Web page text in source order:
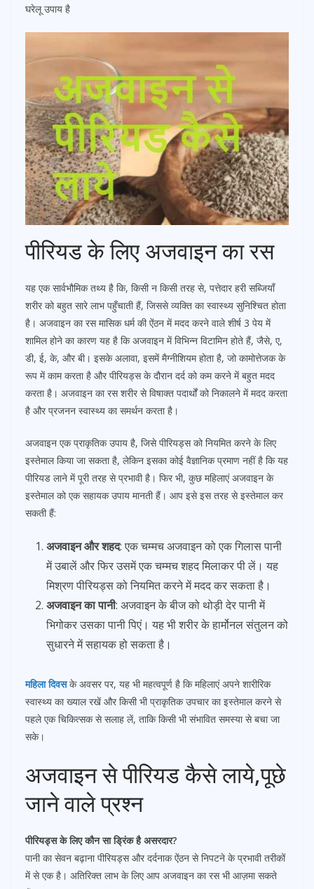
घरेलू उपाय है
पीरियड के लिए अजवाइन का रस
यह एक सार्वभौमिक तथ्य है कि, किसी न किसी तरह से, पत्तेदार हरी सब्जियाँ
शरीर को बहुत सारे लाभ पहुँचाती हैं, जिससे व्यक्ति का स्वास्थ्य सुनिश्चित होता
है। अजवाइन का रस मासिक धर्म की ऐंठन में मदद करने वाले शीर्ष 3 पेय में
शामिल होने का कारण यह है कि अजवाइन में विभिन्न विटामिन होते हैं, जैसे, ए,
डी, ई, के, और बी। इसके अलावा, इसमें मैग्नीशियम होता है, जो कामोत्तेजक के
रूप में काम करता है और पीरियड्स के दौरान दर्द को कम करने में बहुत मदद
करता है। अजवाइन का रस शरीर से विषाक्त पदार्थों को निकालने में मदद करता
है और प्रजनन स्वास्थ्य का समर्थन करता है।
अजवाइन एक प्राकृतिक उपाय है, जिसे पीरियड्स को नियमित करने के लिए
इस्तेमाल किया जा सकता है, लेकिन इसका कोई वैज्ञानिक प्रमाण नहीं है कि यह
पीरियड लाने में पूरी तरह से प्रभावी है। फिर भी, कुछ महिलाएं अजवाइन के
इस्तेमाल को एक सहायक उपाय मानती हैं। आप इसे इस तरह से इस्तेमाल कर
सकती हैं:
अजवाइन और शहद: एक चम्मच अजवाइन को एक गिलास पानी
में उबालें और फिर उसमें एक चम्मच शहद मिलाकर पी लें। यह
मिश्रण पीरियड्स को नियमित करने में मदद कर सकता है।
अजवाइन का पानी: अजवाइन के बीज को थोड़ी देर पानी में
भिगोकर उसका पानी पिएं। यह भी शरीर के हार्मोनल संतुलन को
सुधारने में सहायक हो सकता है।
महिला दिवसके अवसर पर, यह भी महत्वपूर्ण है कि महिलाएं अपने शारीरिक
स्वास्थ्य का ख्याल रखें और किसी भी प्राकृतिक उपचार का इस्तेमाल करने से
पहले एक चिकित्सक से सलाह लें, ताकि किसी भी संभावित समस्या से बचा जा
सके।
अजवाइन से पीरियड कैसे लाये,पूछे
जाने वाले प्रश्न
पीरियड्स के लिए कौन सा ड्रिंक है असरदार?
पानी का सेवन बढ़ाना पीरियड्स और दर्दनाक ऐंठन से निपटने के प्रभावी तरीकों
में से एक है। अतिरिक्त लाभ के लिए आप अजवाइन का रस भी आज़मा सकते